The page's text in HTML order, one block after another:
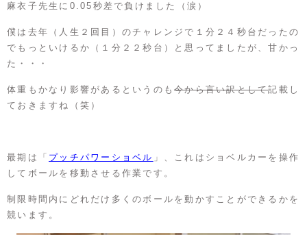
麻衣子先生に0.05秒差で負けました（涙）
僕は去年（人生２回目）のチャレンジで１分２４秒台だったの
でもっといけるか（１分２２秒台）と思ってましたが、甘かっ
た・・・
体重もかなり影響があるというのも 今から言い訳として記載し
ておきますね（笑）
最期は「 プッチパワーショベル 」、これはショベルカーを操作
してボールを移動させる作業です。
制限時間内にどれだけ多くのボールを動かすことができるかを
競います。